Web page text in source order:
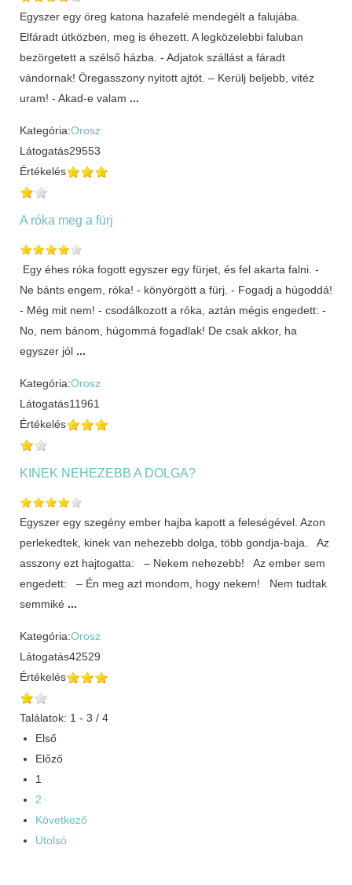
Egyszer egy öreg katona hazafelé mendegélt a falujába.
Elfáradt útközben, meg is éhezett. A legközelebbi faluban
bezörgetett a szélső házba. - Adjatok szállást a fáradt
vándornak! Öregasszony nyitott ajtót. – Kerülj beljebb, vitéz
uram! - Akad-e valam ...
Kategória:Orosz
Látogatás29553
Értékelés
A róka meg a fürj
Egy éhes róka fogott egyszer egy fürjet, és fel akarta falni. -
Ne bánts engem, róka! - könyörgött a fürj. - Fogadj a húgoddá!
- Még mit nem! - csodálkozott a róka, aztán mégis engedett: -
No, nem bánom, húgommá fogadlak! De csak akkor, ha
egyszer jól ...
Kategória:Orosz
Látogatás11961
Értékelés
KINEK NEHEZEBB A DOLGA?
Egyszer egy szegény ember hajba kapott a feleségével. Azon
perlekedtek, kinek van nehezebb dolga, több gondja-baja. Az
asszony ezt hajtogatta: – Nekem nehezebb! Az ember sem
engedett: – Én meg azt mondom, hogy nekem! Nem tudtak
semmiké ...
Kategória:Orosz
Látogatás42529
Értékelés
Találatok: 1 - 3 / 4
Első
Előző
1
2
Következő
Utolsó